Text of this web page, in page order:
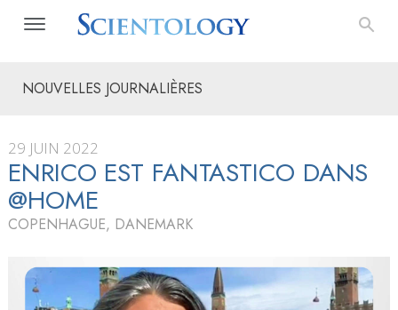
NOUVELLES JOURNALIÈRES
29 JUIN 2022
ENRICO EST FANTASTICO DANS
@HOME
COPENHAGUE, DANEMARK